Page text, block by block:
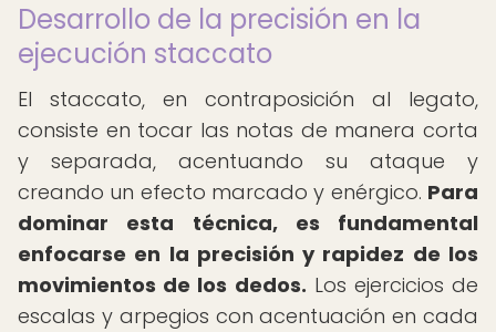
Desarrollo de la precisión en la
ejecución staccato
El staccato, en contraposición al legato,
consiste en tocar las notas de manera corta
y separada, acentuando su ataque y
creando un efecto marcado y enérgico. Para
dominar esta técnica, es fundamental
enfocarse en la precisión y rapidez de los
movimientos de los dedos. Los ejercicios de
escalas y arpegios con acentuación en cada